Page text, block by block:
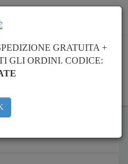
GRATUITA +
GLI ORDINI. CODICE: